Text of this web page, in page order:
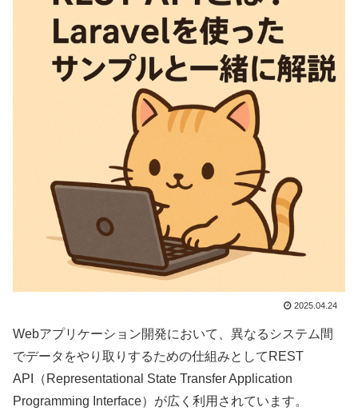
2025.04.24
Webアプリケーション開発において、異なるシステム間
でデータをやり取りするための仕組みとしてREST
API（Representational State Transfer Application
Programming Interface）が広く利用されています。